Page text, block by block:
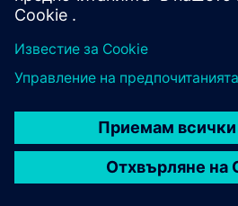
Учете се от експерти